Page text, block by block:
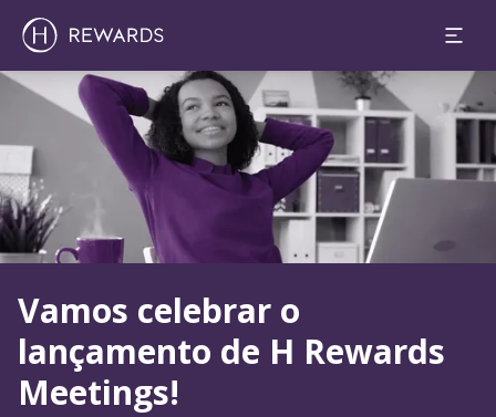
Diapositivo 1 de 1
Vamos celebrar o
lançamento de H Rewards
Meetings!